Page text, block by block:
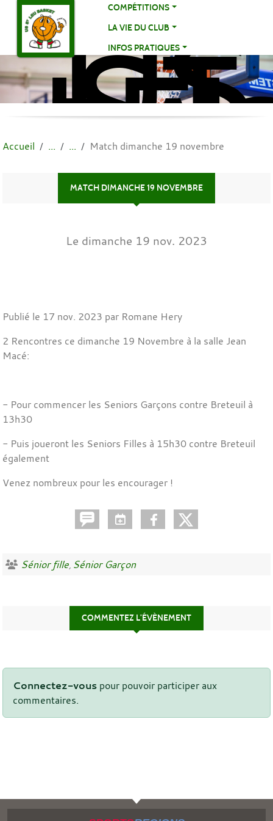
COMPÉTITIONS
LA VIE DU CLUB
INFOS PRATIQUES
US
ST
Accueil Match dimanche 19 novembre
MATCH DIMANCHE 19 NOVEMBRE
Le dimanche 19 nov. 2023
Publié le 17 nov. 2023 par Romane Hery
2 Rencontres ce dimanche 19 Novembre à la salle Jean
Macé:
- Pour commencer les Seniors Garçons contre Breteuil à
13h30
- Puis joueront les Seniors Filles à 15h30 contre Breteuil
également
Venez nombreux pour les encourager !
Sénior fille Sénior Garçon
COMMENTEZ L’ÉVÈNEMENT
Connectez-vous pour pouvoir participer aux
commentaires.
Panneau de gestion des cookies